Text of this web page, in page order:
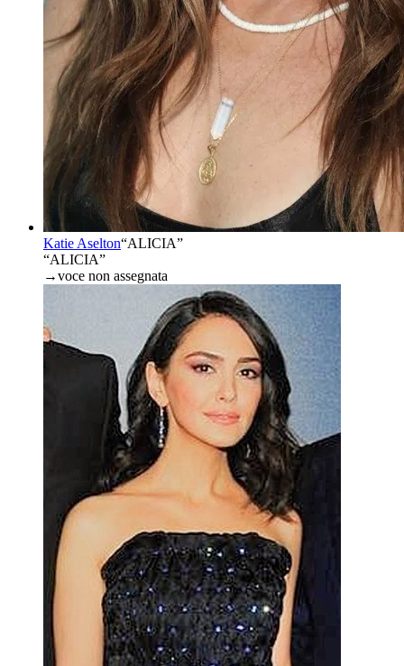
Katie Aselton“ALICIA”
“ALICIA”
→voce non assegnata